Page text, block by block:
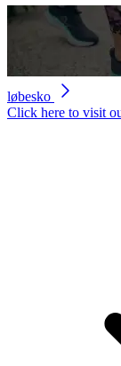
løbesko
Click here to visit